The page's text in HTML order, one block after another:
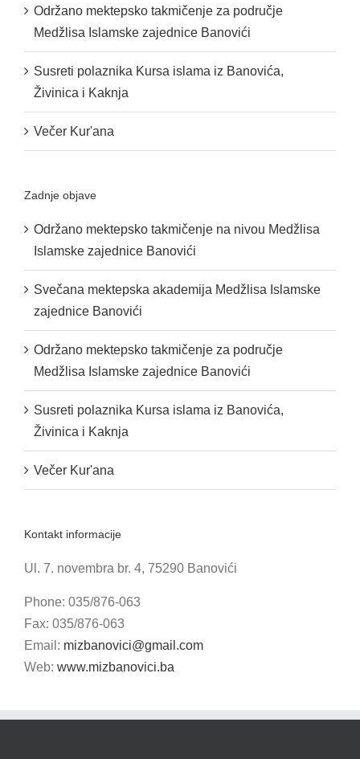
Održano mektepsko takmičenje za područje
Medžlisa Islamske zajednice Banovići
Susreti polaznika Kursa islama iz Banovića,
Živinica i Kaknja
Večer Kur'ana
Zadnje objave
Održano mektepsko takmičenje na nivou Medžlisa
Islamske zajednice Banovići
Svečana mektepska akademija Medžlisa Islamske
zajednice Banovići
Održano mektepsko takmičenje za područje
Medžlisa Islamske zajednice Banovići
Susreti polaznika Kursa islama iz Banovića,
Živinica i Kaknja
Večer Kur'ana
Kontakt informacije
Ul. 7. novembra br. 4, 75290 Banovići
Phone: 035/876-063
Fax: 035/876-063
Email: mizbanovici@gmail.com
Web: www.mizbanovici.ba